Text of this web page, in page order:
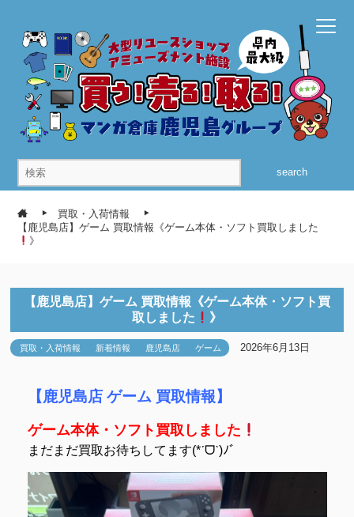
search
買取・入荷情報
【鹿児島店】ゲーム 買取情報《ゲーム本体・ソフト買取しました
》
【鹿児島店】ゲーム 買取情報《ゲーム本体・ソフト買
取しました
》
買取・入荷情報 新着情報 鹿児島店 ゲーム 2026年6月13日
【鹿児島店 ゲーム 買取情報】
ゲーム本体・ソフト買取しました
まだまだ買取お待ちしてます(*ˊᗜˋ)ﾉﾞ